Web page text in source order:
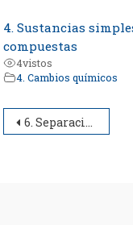
4. Sustancias
compuestas
4vistos
4. Cambios químicos
Navegación
6. Separación de mezclas (II): Mezclas homogéneas